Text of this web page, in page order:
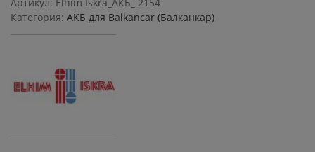
Категория: АКБ для Balkanсar (Балканкар)